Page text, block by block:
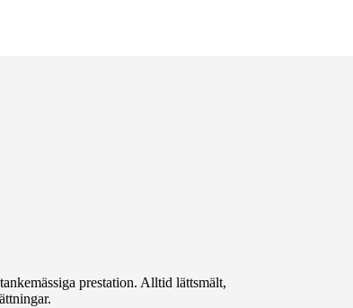
prestation. Alltid lättsmält,